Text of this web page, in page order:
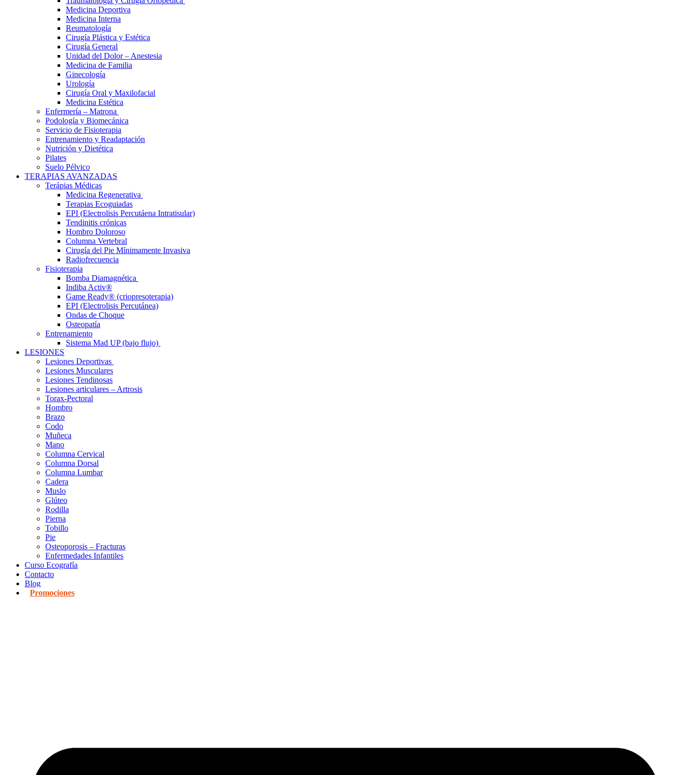
Medicina Deportiva
Medicina Interna
Reumatología
Cirugía Plástica y Estética
Cirugía General
Unidad del Dolor – Anestesia
Medicina de Familia
Ginecología
Urología
Cirugía Oral y Maxilofacial
Medicina Estética
Enfermería – Matrona
Podología y Biomecánica
Servicio de Fisioterapia
Entrenamiento y Readaptación
Nutrición y Dietética
Pilates
Suelo Pélvico
TERAPIAS AVANZADAS
Terápias Médicas
Medicina Regenerativa
Terapias Ecoguiadas
EPI (Electrolisis Percutáena Intratisular)
Tendinitis crónicas
Hombro Doloroso
Columna Vertebral
Cirugía del Pie Mínimamente Invasiva
Radiofrecuencia
Fisioterapia
Bomba Diamagnética
Indiba Activ®
Game Ready® (criopresoterapia)
EPI (Electrolisis Percutánea)
Ondas de Choque
Osteopatía
Entrenamiento
Sistema Mad UP (bajo flujo)
LESIONES
Lesiones Deportivas
Lesiones Musculares
Lesiones Tendinosas
Lesiones articulares – Artrosis
Torax-Pectoral
Hombro
Brazo
Codo
Muñeca
Mano
Columna Cervical
Columna Dorsal
Columna Lumbar
Cadera
Muslo
Glúteo
Rodilla
Pierna
Tobillo
Pie
Osteoporosis – Fracturas
Enfermedades Infantiles
Curso Ecografía
Contacto
Blog
Promociones